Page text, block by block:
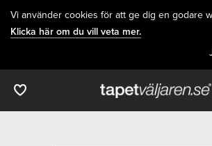
Vi använder cookies för att ge dig en godare
Klicka här om du vill veta mer.